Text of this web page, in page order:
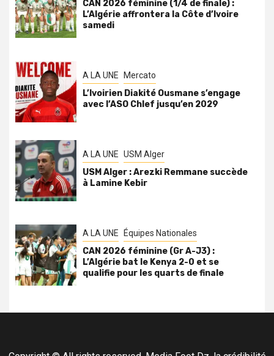
CAN 2026 féminine (1/4 de finale) :
L’Algérie affrontera la Côte d’Ivoire
samedi
A LA UNE Mercato
L’Ivoirien Diakité Ousmane s’engage
avec l’ASO Chlef jusqu’en 2029
A LA UNE USM Alger
USM Alger : Arezki Remmane succède
à Lamine Kebir
A LA UNE Équipes Nationales
CAN 2026 féminine (Gr A-J3) :
L’Algérie bat le Kenya 2-0 et se
qualifie pour les quarts de finale